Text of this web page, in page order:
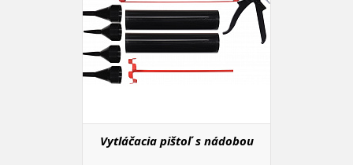
Vytláčacia pištoľ s nádobou